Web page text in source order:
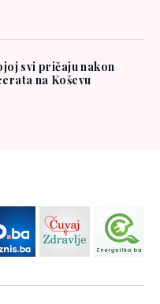
svi pričaju nakon
na Koševu